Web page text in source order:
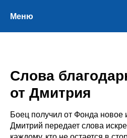
Меню
Слова
от Дмитрия
Боец получил от Фонда новое
Дмитрий передает слова